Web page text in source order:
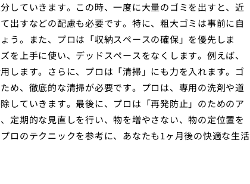
していきます。この時、一度に大量のゴミを出すと、近
出すなどの配慮も必要です。特に、粗大ゴミは事前に自
う。また、プロは「収納スペースの確保」を優先しま
上手に使い、デッドスペースをなくします。例えば、
します。さらに、プロは「清掃」にも力を入れます。ゴ
め、徹底的な清掃が必要です。プロは、専用の洗剤や道
していきます。最後に、プロは「再発防止」のためのア
定期的な見直しを行い、物を増やさない、物の定位置を
ロのテクニックを参考に、あなたも1ヶ月後の快適な生活